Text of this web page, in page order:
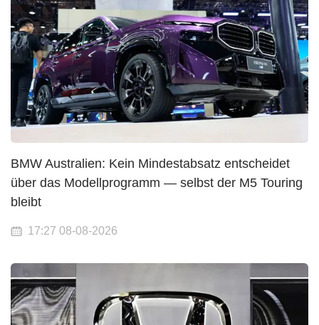
BMW Australien: Kein Mindestabsatz entscheidet
über das Modellprogramm — selbst der M5 Touring
bleibt
17:27 08-08-2026